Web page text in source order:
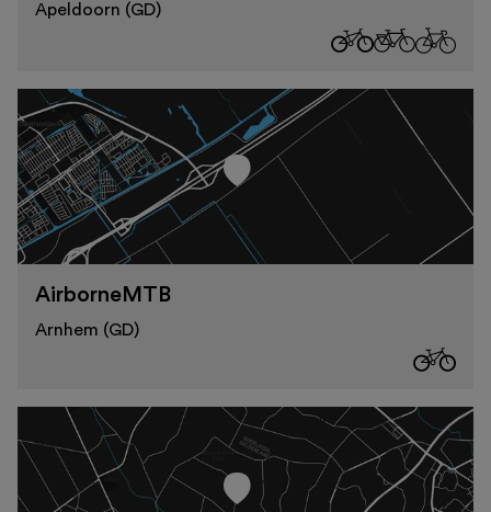
Apeldoorn (GD)
AirborneMTB
Arnhem (GD)